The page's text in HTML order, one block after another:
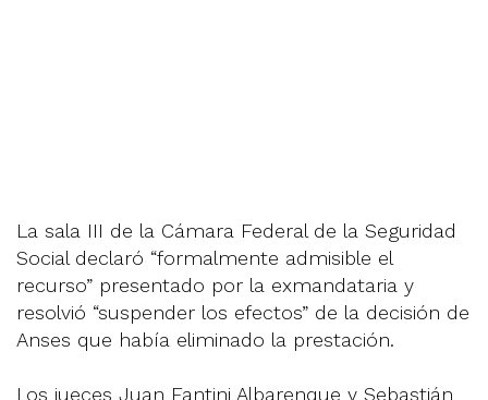
La sala III de la Cámara Federal de la Seguridad
Social declaró “formalmente admisible el
recurso” presentado por la exmandataria y
resolvió “suspender los efectos” de la decisión de
Anses que había eliminado la prestación.
Los jueces Juan Fantini Albarenque y Sebastián